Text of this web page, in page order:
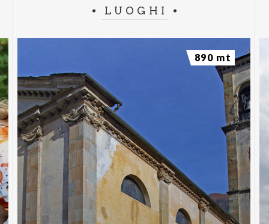
LUOGHI
890 mt